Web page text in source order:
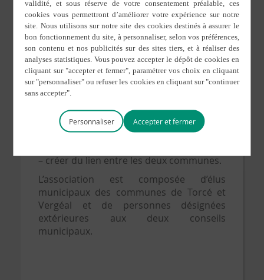
Vergéalet vice versa
Cette Association a pour buts de :
– promouvoir la culture sur les
communes deTORCÉet deVERGÉAL,
–promouvoir l’organisation d’
désarticulé dans les deux communes,
animations autour de la bibliothèque,
– créer du lien entre les deux communes.
L’association est composée d’élus
municipaux des communes de Torcé et
Vergéal et de personnes désignées
extérieures aux deux conseils
municipaux.
Personnaliser